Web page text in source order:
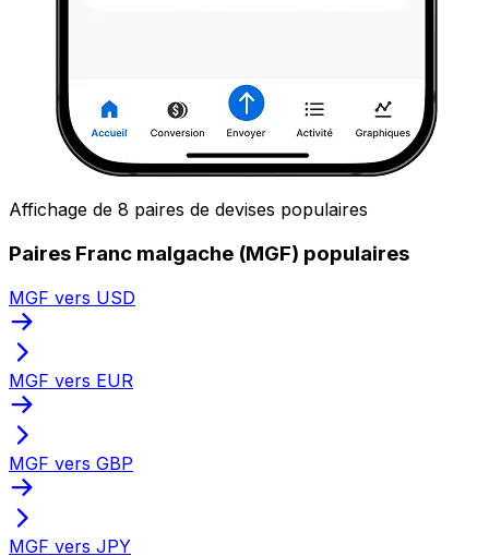
Affichage de 8 paires de devises populaires
Paires Franc malgache (MGF) populaires
MGF vers USD
MGF vers EUR
MGF vers GBP
MGF vers JPY